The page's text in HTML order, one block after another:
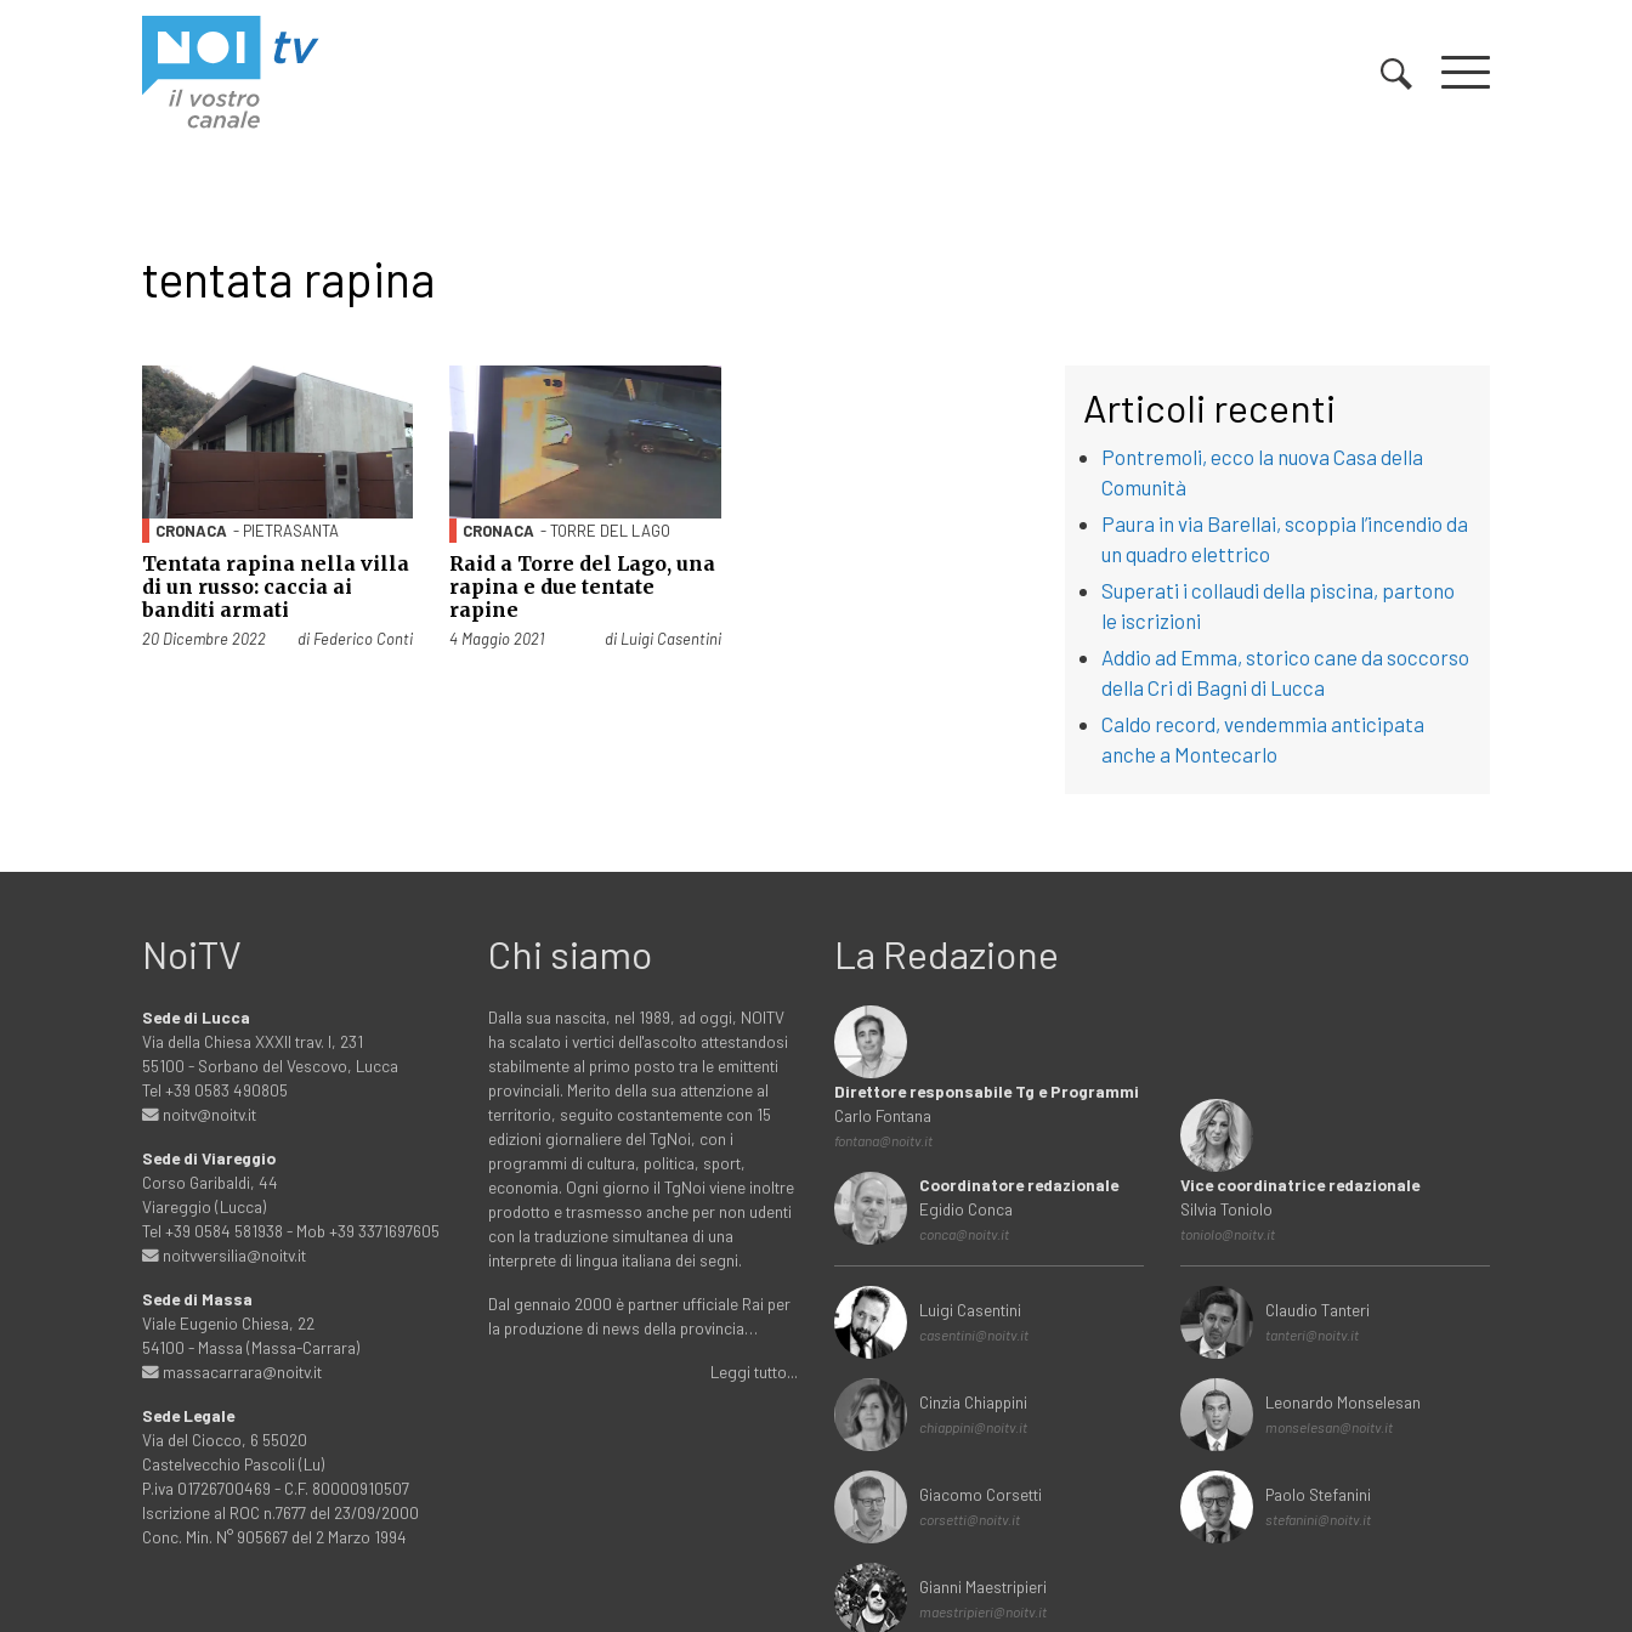
tentata rapina
CRONACA - PIETRASANTA
Tentata rapina nella villa
di un russo: caccia ai
banditi armati
Pubblicato il
20 Dicembre 2022 di Federico Conti
CRONACA - TORRE DEL LAGO
Raid a Torre del Lago, una
rapina e due tentate
rapine
Pubblicato il
4 Maggio 2021 di Luigi Casentini
Articoli recenti
Pontremoli, ecco la nuova Casa della
Comunità
Paura in via Barellai, scoppia l’incendio da
un quadro elettrico
Superati i collaudi della piscina, partono
le iscrizioni
Addio ad Emma, storico cane da soccorso
della Cri di Bagni di Lucca
Caldo record, vendemmia anticipata
anche a Montecarlo
NoiTV
Sede di Lucca
Via della Chiesa XXXII trav. I, 231
55100 - Sorbano del Vescovo, Lucca
Tel +39 0583 490805
noitv@noitv.it
Sede di Viareggio
Corso Garibaldi, 44
Viareggio (Lucca)
Tel +39 0584 581938 - Mob +39 3371697605
noitvversilia@noitv.it
Sede di Massa
Viale Eugenio Chiesa, 22
54100 - Massa (Massa-Carrara)
massacarrara@noitv.it
Sede Legale
Via del Ciocco, 6 55020
Castelvecchio Pascoli (Lu)
P.iva 01726700469 - C.F. 80000910507
Iscrizione al ROC n.7677 del 23/09/2000
Conc. Min. N° 905667 del 2 Marzo 1994
Chi siamo
Dalla sua nascita, nel 1989, ad oggi, NOITV
ha scalato i vertici dell'ascolto attestandosi
stabilmente al primo posto tra le emittenti
provinciali. Merito della sua attenzione al
territorio, seguito costantemente con 15
edizioni giornaliere del TgNoi, con i
programmi di cultura, politica, sport,
economia. Ogni giorno il TgNoi viene inoltre
prodotto e trasmesso anche per non udenti
con la traduzione simultanea di una
interprete di lingua italiana dei segni.
Dal gennaio 2000 è partner ufficiale Rai per
la produzione di news della provincia…
Leggi tutto...
La Redazione
Direttore responsabile Tg e Programmi
Carlo Fontana
fontana@noitv.it
Coordinatore redazionale
Egidio Conca
conca@noitv.it
Luigi Casentini
casentini@noitv.it
Cinzia Chiappini
chiappini@noitv.it
Giacomo Corsetti
corsetti@noitv.it
Gianni Maestripieri
maestripieri@noitv.it
Vice coordinatrice redazionale
Silvia Toniolo
toniolo@noitv.it
Claudio Tanteri
tanteri@noitv.it
Leonardo Monselesan
monselesan@noitv.it
Paolo Stefanini
stefanini@noitv.it